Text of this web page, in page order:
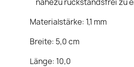
nahezu rückstandsfrei zu
Materialstärke: 1,1 mm
Breite: 5,0 cm
Länge: 10,0